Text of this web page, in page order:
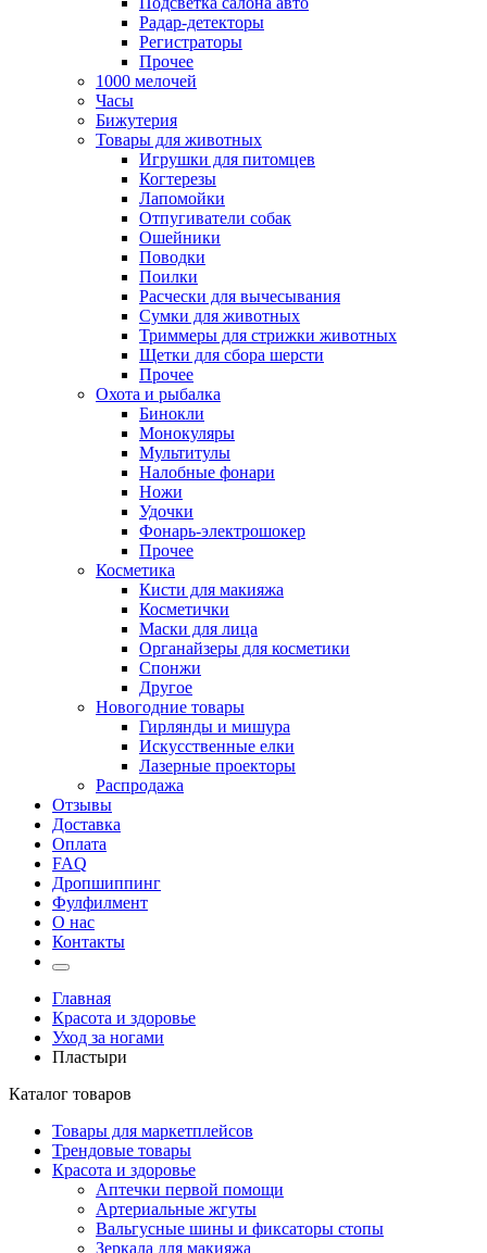
Радар-детекторы
Регистраторы
Прочее
1000 мелочей
Часы
Бижутерия
Товары для животных
Игрушки для питомцев
Когтерезы
Лапомойки
Отпугиватели собак
Ошейники
Поводки
Поилки
Расчески для вычесывания
Сумки для животных
Триммеры для стрижки животных
Щетки для сбора шерсти
Прочее
Охота и рыбалка
Бинокли
Монокуляры
Мультитулы
Налобные фонари
Ножи
Удочки
Фонарь-электрошокер
Прочее
Косметика
Кисти для макияжа
Косметички
Маски для лица
Органайзеры для косметики
Спонжи
Другое
Новогодние товары
Гирлянды и мишура
Искусственные елки
Лазерные проекторы
Распродажа
Отзывы
Доставка
Оплата
FAQ
Дропшиппинг
Фулфилмент
О нас
Контакты
Главная
Красота и здоровье
Уход за ногами
Пластыри
Каталог товаров
Товары для маркетплейсов
Трендовые товары
Красота и здоровье
Аптечки первой помощи
Артериальные жгуты
Вальгусные шины и фиксаторы стопы
Зеркала для макияжа